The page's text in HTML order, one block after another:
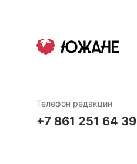
Телефон редакции
+7 861 251 64 39